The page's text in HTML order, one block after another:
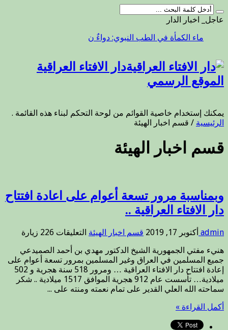
عاجل_ اخبار الدار
ماء الكمأة في الطب النبوي: دواءٌ نادر من باطن الأرض
دار الافتاء العراقية
الموقع الرسمي
يمكنك إستخدام خاصية القوائم من لوحة التحكم لبناء هذه القائمة .
الرئيسية / قسم اخبار الهيئة
قسم اخبار الهيئة
وبمناسبة مرور تسعة أعوام على اعادة افتتاح
دار الافتاء العراقية ..
admin أكتوبر 17, 2019 قسم اخبار الهيئة التعليقات على
مرور
تسعة
أعوام
على
اعادة
226 زيارة
هنيء مفتي الجمهورية الشيخ الدكتور مهدي بن أحمد الصميدعي
جميع المسلمين في العراق وغير المسلمين بمرور تسعة أعوام على
إعادة افتتاح دار الافتاء العراقية … ومرور 518 سنة هجرية و 502
ميلادية… تأسست عام 912 هجرية الموافق 1517 ميلادية .. شكر
سماحته الله العلي القدير على تمام نعمته ومنته على ...
أكمل القراءة »